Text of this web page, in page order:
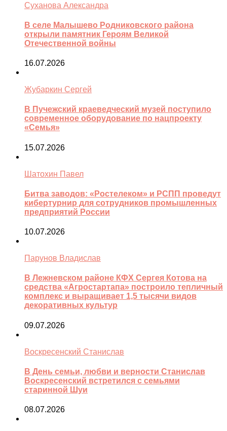
Суханова Александра
В селе Малышево Родниковского района
открыли памятник Героям Великой
Отечественной войны
16.07.2026
Жубаркин Сергей
В Пучежский краеведческий музей поступило
современное оборудование по нацпроекту
«Семья»
15.07.2026
Шатохин Павел
Битва заводов: «Ростелеком» и РСПП проведут
кибертурнир для сотрудников промышленных
предприятий России
10.07.2026
Парунов Владислав
В Лежневском районе КФХ Сергея Котова на
средства «Агростартапа» построило тепличный
комплекс и выращивает 1,5 тысячи видов
декоративных культур
09.07.2026
Воскресенский Станислав
В День семьи, любви и верности Станислав
Воскресенский встретился с семьями
старинной Шуи
08.07.2026